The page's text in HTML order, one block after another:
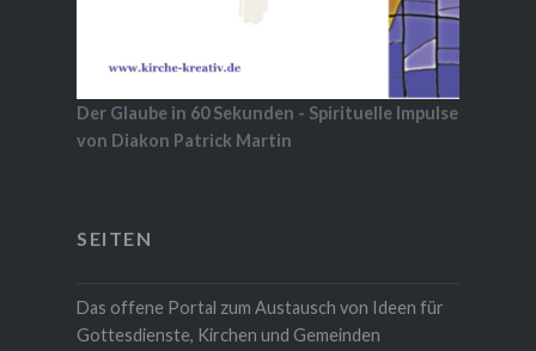
Der Glaube in 60 Sekunden - Spirituelle Impulse
von Diakon Patrick Martin
SEITEN
Das offene Portal zum Austausch von Ideen für
Gottesdienste, Kirchen und Gemeinden